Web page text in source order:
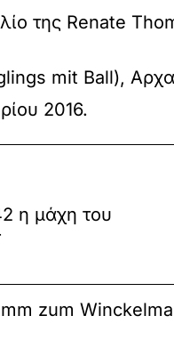
της Renate
mit Ball),
2016.
η μάχη του
zum